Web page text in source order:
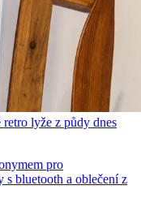
lyže z půdy dnes
pro
s bluetooth a oblečení z